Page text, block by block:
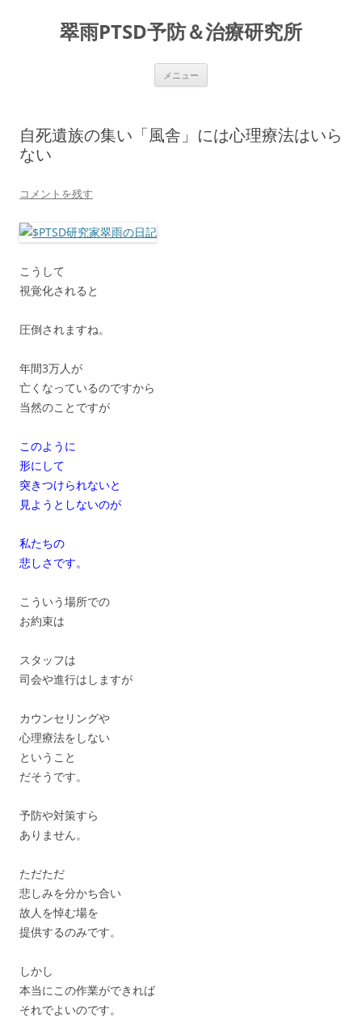
翠雨PTSD予防＆治療研究所
メニュー
自死遺族の集い「風舎」には心理療法はいら
ない
コメントを残す
こうして
視覚化されると
圧倒されますね。
年間3万人が
亡くなっているのですから
当然のことですが
このように
形にして
突きつけられないと
見ようとしないのが
私たちの
悲しさです。
こういう場所での
お約束は
スタッフは
司会や進行はしますが
カウンセリングや
心理療法をしない
ということ
だそうです。
予防や対策すら
ありません。
ただただ
悲しみを分かち合い
故人を悼む場を
提供するのみです。
しかし
本当にこの作業ができれば
それでよいのです。